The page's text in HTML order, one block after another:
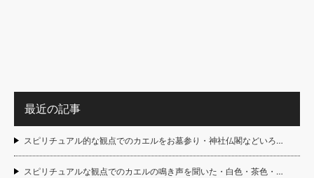
最近の記事
スピリチュアル的な観点でのカエルをお墓参り・神社仏閣などいろ…
スピリチュアルな観点でのカエルの鳴き声を聞いた・白色・茶色・…